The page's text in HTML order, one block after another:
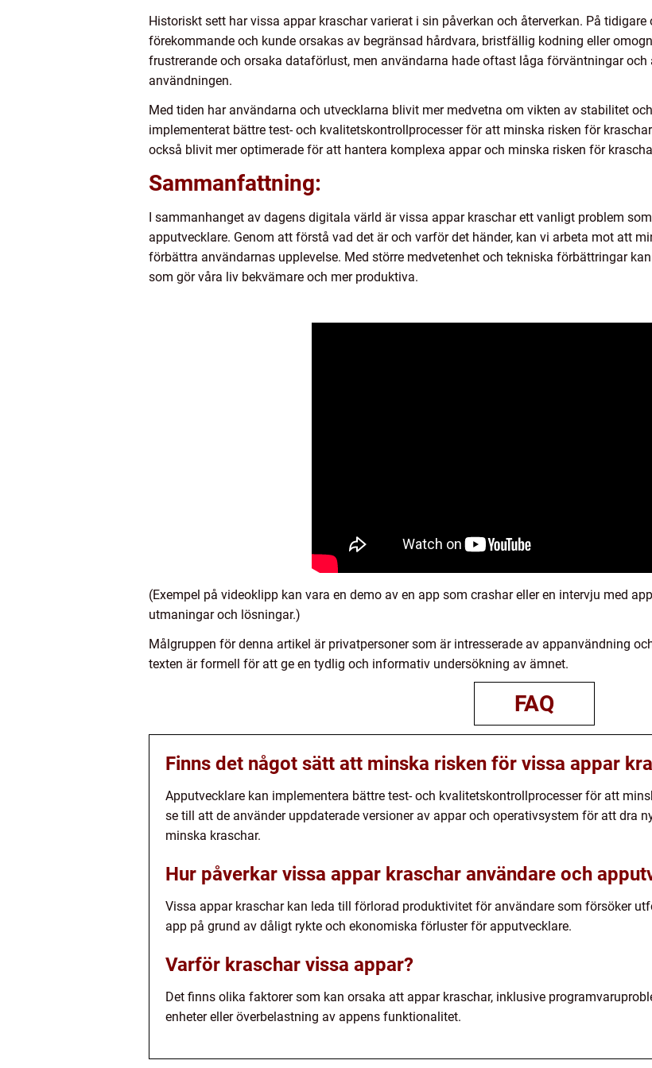
Historiskt sett har vissa appar kraschar varierat i sin påverkan och återverkan. På
förekommande och kunde orsakas av begränsad hårdvara, bristfällig kodning eller
frustrerande och orsaka dataförlust, men användarna hade oftast låga förväntningar och
användningen.
Med tiden har användarna och utvecklarna blivit mer medvetna om vikten av stabilitet
implementerat bättre test- och kvalitetskontrollprocesser för att minska risken för
också blivit mer optimerade för att hantera komplexa appar och minska risken för
Sammanfattning:
I sammanhanget av dagens digitala värld är vissa appar kraschar ett vanligt problem
apputvecklare. Genom att förstå vad det är och varför det händer, kan vi arbeta mot att
förbättra användarnas upplevelse. Med större medvetenhet och tekniska förbättringar
som gör våra liv bekvämare och mer produktiva.
(Exempel på videoklipp kan vara en demo av en app som crashar eller en intervju med
utmaningar och lösningar.)
Målgruppen för denna artikel är privatpersoner som är intresserade av appanvändning
texten är formell för att ge en tydlig och informativ undersökning av ämnet.
FAQ
Finns det något sätt att minska risken för vissa appar
Apputvecklare kan implementera bättre test- och kvalitetskontrollprocesser för att
se till att de använder uppdaterade versioner av appar och operativsystem för att dra
minska kraschar.
Hur påverkar vissa appar kraschar användare och
Vissa appar kraschar kan leda till förlorad produktivitet för användare som försöker
app på grund av dåligt rykte och ekonomiska förluster för apputvecklare.
Varför kraschar vissa appar?
Det finns olika faktorer som kan orsaka att appar kraschar, inklusive
enheter eller överbelastning av appens funktionalitet.